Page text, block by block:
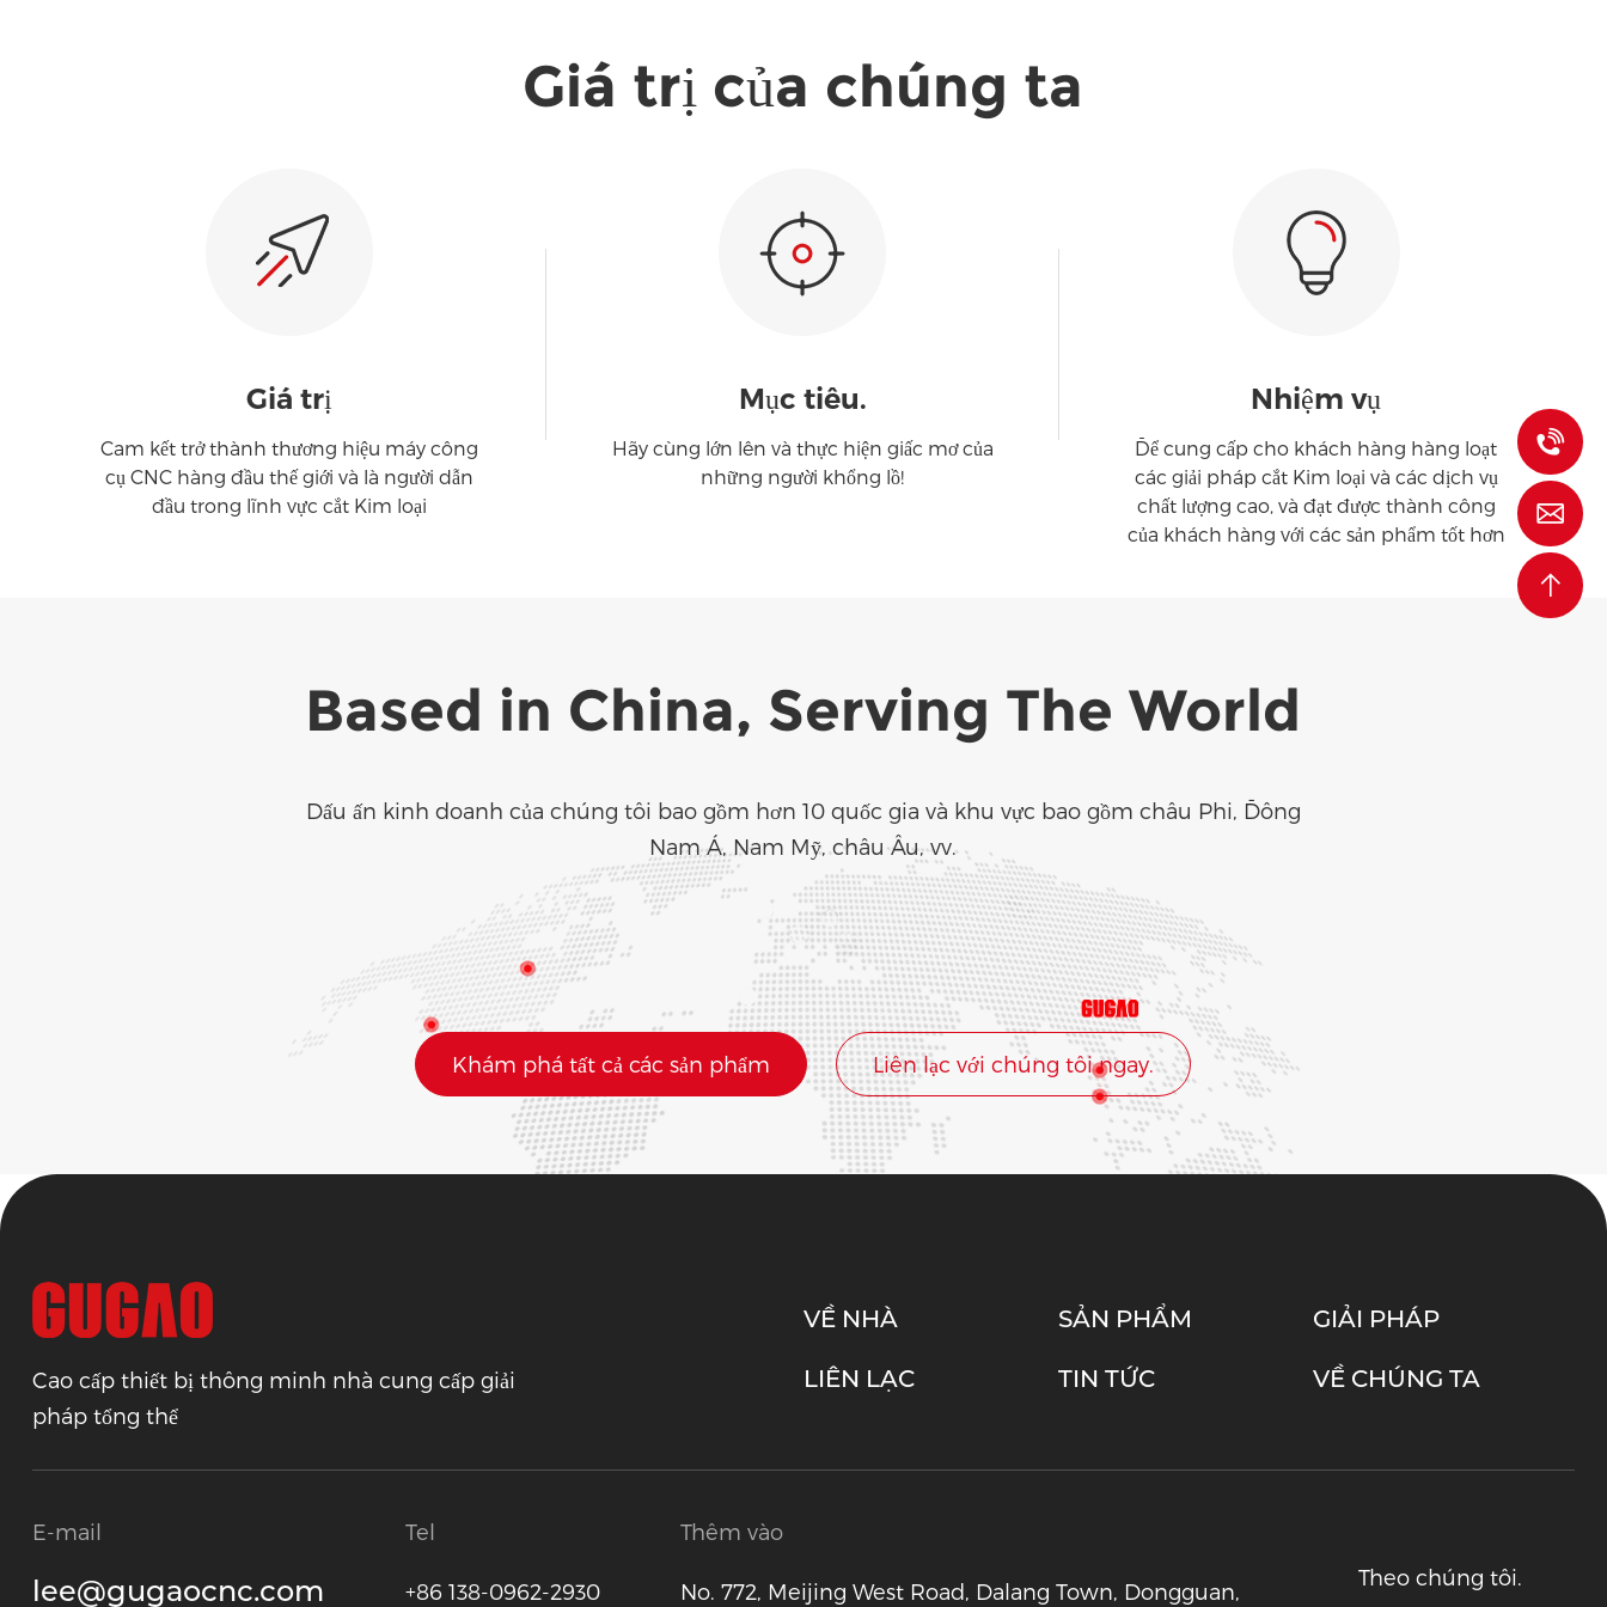
Giá trị của chúng ta
Giá trị
Cam kết trở thành thương hiệu máy công
cụ CNC hàng đầu thế giới và là người dẫn
đầu trong lĩnh vực cắt Kim loại
Mục tiêu.
Hãy cùng lớn lên và thực hiện giấc mơ của
những người khổng lồ!
Nhiệm vụ
Để cung cấp cho khách hàng hàng loạt
các giải pháp cắt Kim loại và các dịch vụ
chất lượng cao, và đạt được thành công
của khách hàng với các sản phẩm tốt hơn
Based in China, Serving The World
Dấu ấn kinh doanh của chúng tôi bao gồm hơn 10 quốc gia và khu vực bao gồm châu Phi, Đông
Nam Á, Nam Mỹ, châu Âu, vv.
Khám phá tất cả các sản phẩm Liên lạc với chúng tôi ngay.
Cao cấp thiết bị thông minh nhà cung cấp giải
pháp tổng thể
VỀ NHÀ SẢN PHẨM GIẢI PHÁP
LIÊN LẠC TIN TỨC VỀ CHÚNG TA
E-mail
lee@gugaocnc.com
Tel
+86 138-0962-2930
Thêm vào
No. 772, Meijing West Road, Dalang Town, Dongguan,
Theo chúng tôi.